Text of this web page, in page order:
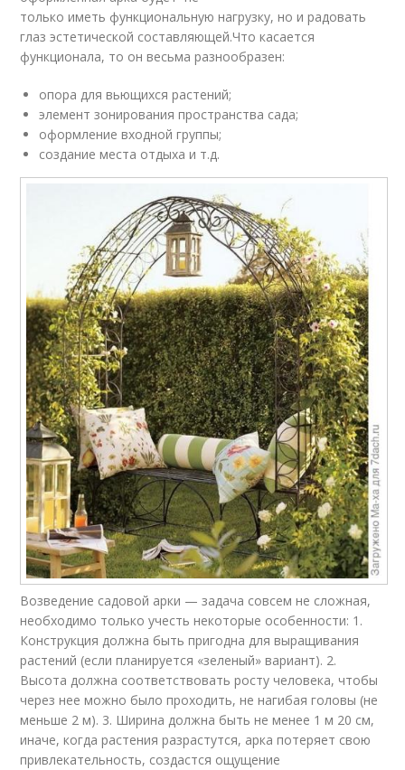
только иметь функциональную нагрузку, но и радовать
глаз эстетической составляющей.Что касается
функционала, то он весьма разнообразен:
опора для вьющихся растений;
элемент зонирования пространства сада;
оформление входной группы;
создание места отдыха и т.д.
Возведение садовой арки — задача совсем не сложная,
необходимо только учесть некоторые особенности: 1.
Конструкция должна быть пригодна для выращивания
растений (если планируется «зеленый» вариант). 2.
Высота должна соответствовать росту человека, чтобы
через нее можно было проходить, не нагибая головы (не
меньше 2 м). 3. Ширина должна быть не менее 1 м 20 см,
иначе, когда растения разрастутся, арка потеряет свою
привлекательность, создастся ощущение